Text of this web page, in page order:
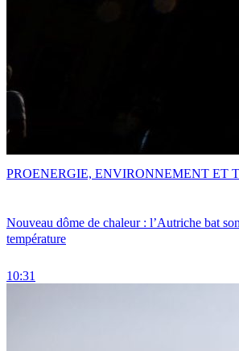
Nouveau dôme de chaleur : l’Autriche bat
température
10:31
PROENERGIE, ENVIRONNEMENT ET